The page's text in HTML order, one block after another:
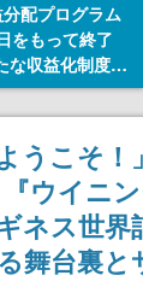
配プログラム
をもって終了
な収益化制度
Content
Program」を
うこそ
ウイニ
ネス世
舞台裏